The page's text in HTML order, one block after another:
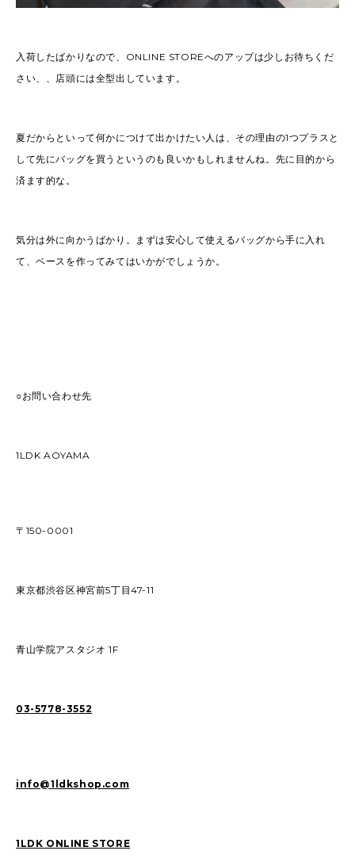
入荷したばかりなので、ONLINE STOREへのアップは少しお待ちくだ
さい、、店頭には全型出しています。
夏だからといって何かにつけて出かけたい人は、その理由の1つプラスと
して先にバッグを買うというのも良いかもしれませんね。先に目的から
済ます的な。
気分は外に向かうばかり。まずは安心して使えるバッグから手に入れ
て、ベースを作ってみてはいかがでしょうか。
○お問い合わせ先
1LDK AOYAMA
〒150-0001
東京都渋谷区神宮前5丁目47-11
青山学院アスタジオ 1F
03-5778-3552
info@1ldkshop.com
1LDK ONLINE STORE